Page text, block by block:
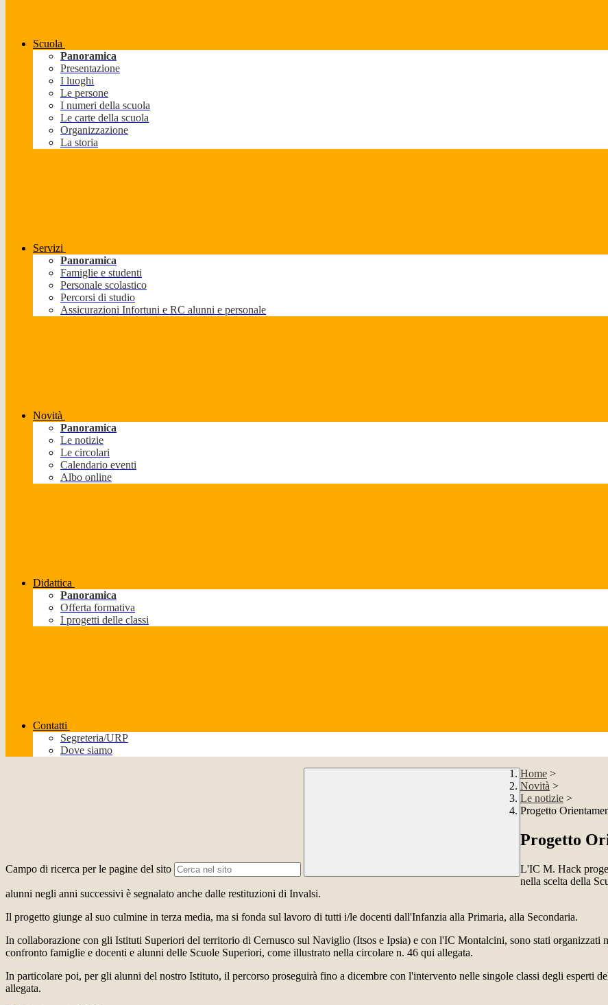
Scuola
Panoramica
Presentazione
I luoghi
Le persone
I numeri della scuola
Le carte della scuola
Organizzazione
La storia
Servizi
Panoramica
Famiglie e studenti
Personale scolastico
Percorsi di studio
Assicurazioni Infortuni e RC alunni e personale
Novità
Panoramica
Le notizie
Le circolari
Calendario eventi
Albo online
Didattica
Panoramica
Offerta formativa
I progetti delle classi
Contatti
Segreteria/URP
Dove siamo
Campo di ricerca per le pagine del sito
Home >
Novità >
Le notizie >
Progetto
Progetto
L'IC M. Hack
nella scelta della
alunni negli anni successivi è segnalato anche dalle restituzioni di Invalsi.
Il progetto giunge al suo culmine in terza media, ma si fonda sul lavoro di tutti i/le docenti dall'Infanzia alla Primaria, alla Secondaria.
In collaborazione con gli Istituti Superiori del territorio di Cernusco sul Naviglio (Itsos e Ipsia) e con l'IC Montalcini, sono stati organizzati
confronto famiglie e docenti e alunni delle Scuole Superiori, come illustrato nella circolare n. 46 qui allegata.
In particolare poi, per gli alunni del nostro Istituto, il percorso proseguirà fino a dicembre con l'intervento nelle singole classi degli esperti
allegata.